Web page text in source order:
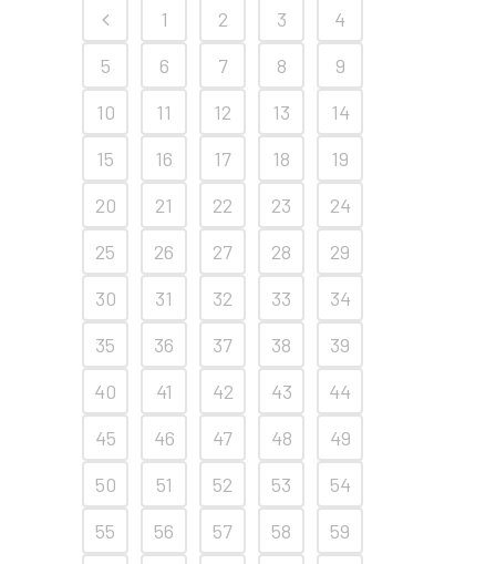
1 2 3
4
5
6 7 8
9
10
11 12 13
14
15
16 17 18
19
20
21 22 23
24
25
26 27 28
29
30
31 32 33
34
35
36 37 38
39
40
41 42 43
44
45
46 47 48
49
50
51 52 53
54
55
56 57 58
59